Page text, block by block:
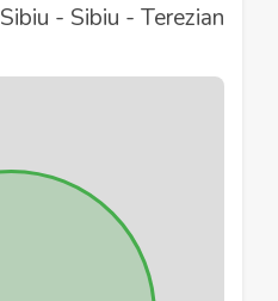
Sibiu - Sibiu - Terezian